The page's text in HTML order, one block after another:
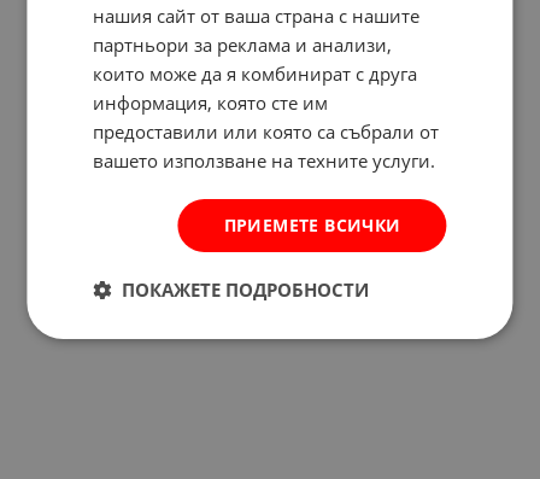
нашия сайт от ваша страна с нашите
партньори за реклама и анализи,
които може да я комбинират с друга
информация, която сте им
предоставили или която са събрали от
вашето използване на техните услуги.
ПРИЕМЕТЕ ВСИЧКИ
ПОКАЖЕТЕ ПОДРОБНОСТИ